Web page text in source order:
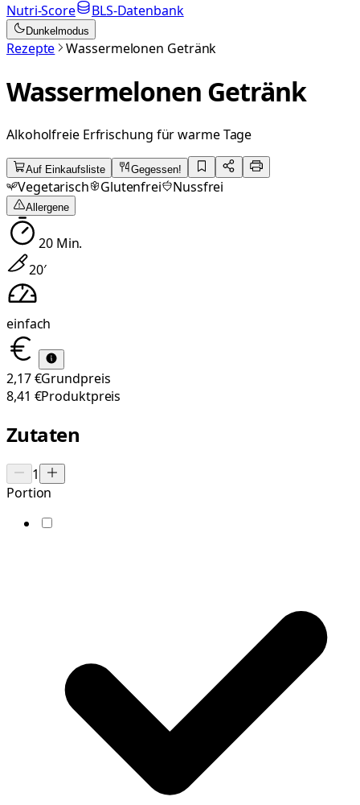
Nutri-Score
BLS-Datenbank
Dunkelmodus
Rezepte Wassermelonen Getränk
Wassermelonen Getränk
Alkoholfreie Erfrischung für warme Tage
Auf Einkaufsliste Gegessen!
Vegetarisch Glutenfrei Nussfrei
Allergene
20Min.
20′
einfach
2,17 €Grundpreis
8,41 €Produktpreis
Zutaten
1
Portion